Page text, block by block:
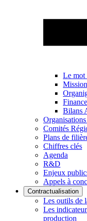
Le mot
Bilans
Comités
Plans de
Chiffres clés
Agenda
R&D
Enjeux
Appels à
Contractualisation
Les outils de
Les
production